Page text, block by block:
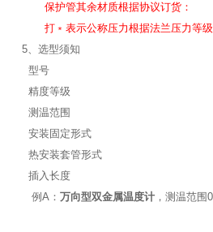
保护管其余材质根据协议订货：
打﹡表示公称压力根据法兰压力等级
5、选型须知
型号
精度等级
测温范围
安装固定形式
热安装套管形式
插入长度
例A： 万向型双金属温度计 ，测温范